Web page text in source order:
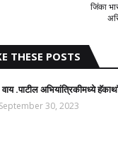
जिंका
THESE POSTS
.पाटील अभियांत्रिकीमध्ये
September 30, 2023